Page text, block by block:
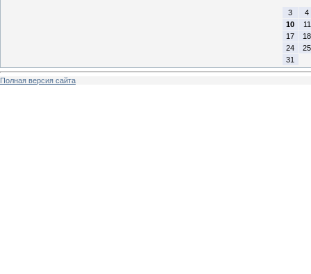
3
4
10
11
17
18
24
25
31
Полная версия сайта